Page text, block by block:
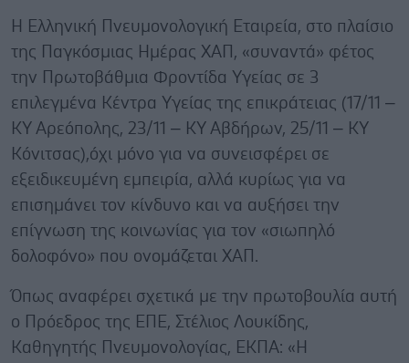
Η Ελληνική Πνευμονολογική Εταιρεία, στο πλαίσιο
της Παγκόσμιας Ημέρας ΧΑΠ, «συναντά» φέτος
την Πρωτοβάθμια Φροντίδα Υγείας σε 3
επιλεγμένα Κέντρα Υγείας της επικράτειας (17/11 –
ΚΥ Αρεόπολης, 23/11 – ΚΥ Αβδήρων, 25/11 – ΚΥ
Κόνιτσας),όχι μόνο για να συνεισφέρει σε
εξειδικευμένη εμπειρία, αλλά κυρίως για να
επισημάνει τον κίνδυνο και να αυξήσει την
επίγνωση της κοινωνίας για τον «σιωπηλό
δολοφόνο» που ονομάζεται ΧΑΠ.
Όπως αναφέρει σχετικά με την πρωτοβουλία αυτή
ο Πρόεδρος της ΕΠΕ, Στέλιος Λουκίδης,
Καθηγητής Πνευμονολογίας, ΕΚΠΑ: «Η